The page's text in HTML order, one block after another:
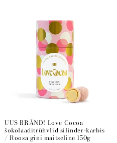
UUS BRÄND! Love Cocoa
šokolaaditrühvlid silinder-karbis
/ Roosa gini maitseline 150g